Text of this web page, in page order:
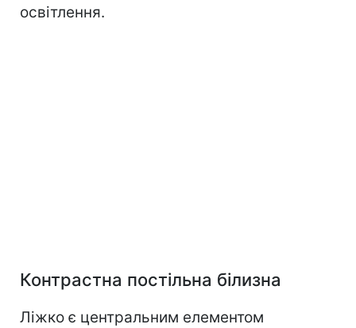
освітлення.
Контрастна постільна білизна
Ліжко є центральним елементом